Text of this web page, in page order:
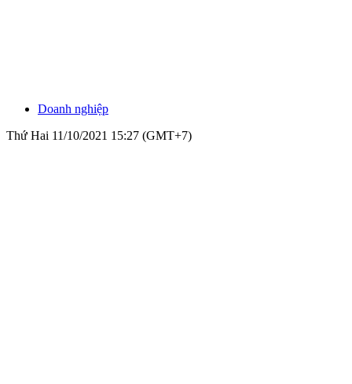
Doanh nghiệp
Thứ Hai 11/10/2021 15:27 (GMT+7)